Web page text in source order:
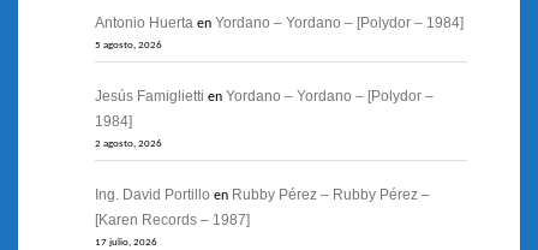
Antonio Huerta en Yordano – Yordano – [Polydor – 1984]
5 agosto, 2026
Jesús Famiglietti en Yordano – Yordano – [Polydor –
1984]
2 agosto, 2026
Ing. David Portillo en Rubby Pérez – Rubby Pérez –
[Karen Records – 1987]
17 julio, 2026